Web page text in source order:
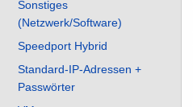
Sonstiges
(Netzwerk/Software)
Speedport Hybrid
Standard-IP-Adressen +
Passwörter